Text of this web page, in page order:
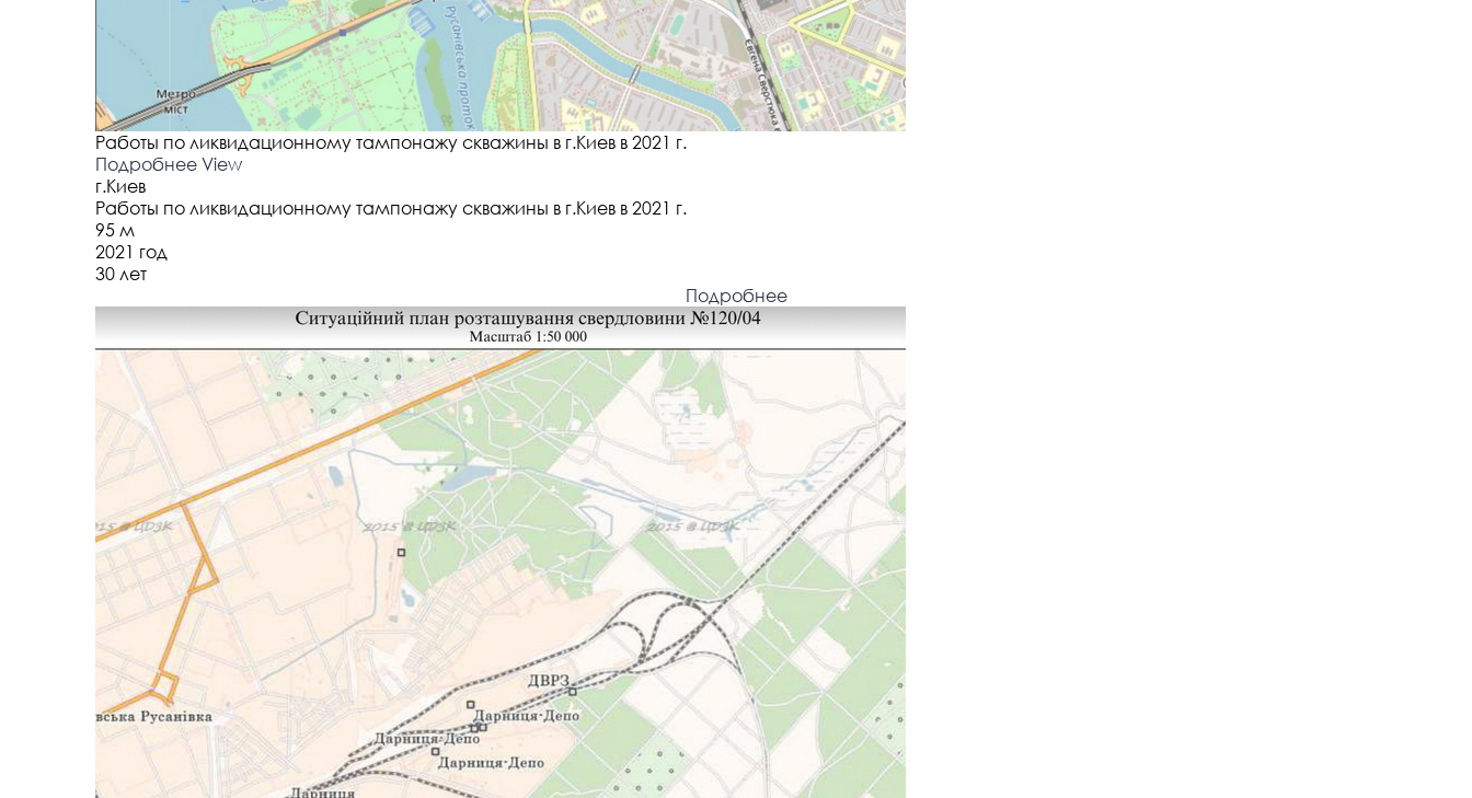
Работы по ликвидационному тампонажу скважины в г.Киев в 2021 г.
Подробнее View
г.Киев
Работы по ликвидационному тампонажу скважины в г.Киев в 2021 г.
95 м
2021 год
30 лет
Подробнее